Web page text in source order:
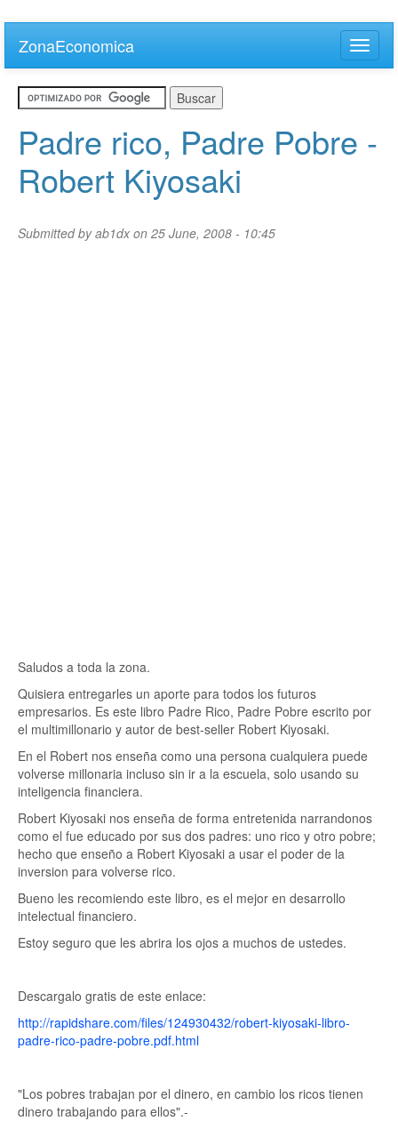
main
content
ZonaEconomica
Toggle
Padre rico, Padre Pobre -
Robert Kiyosaki
Submitted byab1dx on 25 June, 2008 - 10:45
Saludos a toda la zona.
Quisiera entregarles un aporte para todos los futuros
empresarios. Es este libro Padre Rico, Padre Pobre escrito por
el multimillonario y autor de best-seller Robert Kiyosaki.
En el Robert nos enseña como una persona cualquiera puede
volverse millonaria incluso sin ir a la escuela, solo usando su
inteligencia financiera.
Robert Kiyosaki nos enseña de forma entretenida narrandonos
como el fue educado por sus dos padres: uno rico y otro pobre;
hecho que enseño a Robert Kiyosaki a usar el poder de la
inversion para volverse rico.
Bueno les recomiendo este libro, es el mejor en desarrollo
intelectual financiero.
Estoy seguro que les abrira los ojos a muchos de ustedes.
Descargalo gratis de este enlace:
http://rapidshare.com/files/124930432/robert-kiyosaki-libro-
padre-rico-padre-pobre.pdf.html
"Los pobres trabajan por el dinero, en cambio los ricos tienen
dinero trabajando para ellos".-